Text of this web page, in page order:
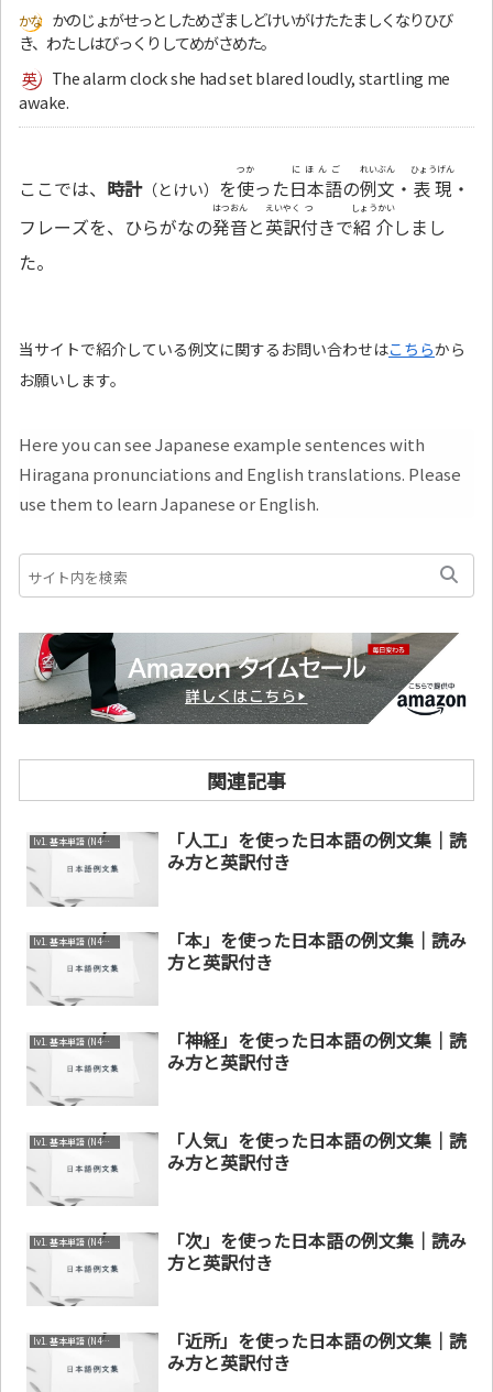
かのじょがせっとしためざましどけいがけたたましくなりひび
き、わたしはびっくりしてめがさめた。
The alarm clock she had set blared loudly, startling me
awake.
ここでは、 時計（とけい） を使
つか
った日本語
にほんご
の例文
れいぶん
・ 表現
ひょうげん
・
フレーズを、ひらがなの発音
はつおん
と英訳
えいやく
付
つ
きで紹介
しょうかい
しまし
た。
当サイトで紹介している例文に関するお問い合わせはこちらから
お願いします。
Here you can see Japanese example sentences with
Hiragana pronunciations and English translations. Please
use them to learn Japanese or English.
関連記事
lv1. 基本単語 (N4～N5)
「人工」を使った日本語の例文集｜読
み方と英訳付き
lv1. 基本単語 (N4～N5)
「本」を使った日本語の例文集｜読み
方と英訳付き
lv1. 基本単語 (N4～N5)
「神経」を使った日本語の例文集｜読
み方と英訳付き
lv1. 基本単語 (N4～N5)
「人気」を使った日本語の例文集｜読
み方と英訳付き
lv1. 基本単語 (N4～N5)
「次」を使った日本語の例文集｜読み
方と英訳付き
lv1. 基本単語 (N4～N5)
「近所」を使った日本語の例文集｜読
み方と英訳付き